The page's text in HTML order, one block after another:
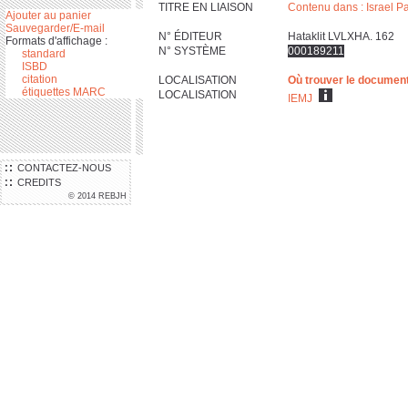
CONTACTEZ-NOUS
CREDITS
© 2014 REBJH
Ajouter au panier
Sauvegarder/E-mail
Formats d'affichage :
standard
ISBD
citation
étiquettes MARC
TITRE EN LIAISON Contenu dans : Israel
N° ÉDITEUR
Hataklit LVLXHA. 162
N° SYSTÈME
000189211
LOCALISATION
Où trouver le
LOCALISATION
IEMJ